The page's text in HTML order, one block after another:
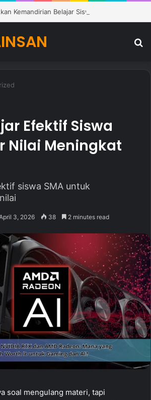
Efektif Siswa
Nilai Meningkat
siswa SMA untuk
3, 2026 38 2 minutes read
soal mengulang materi, tapi